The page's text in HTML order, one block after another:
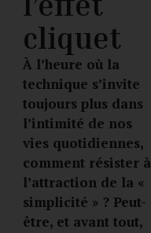
cliquet
À l’heure où la
technique s’invite
toujours plus dans
l’intimité de nos
vies quotidiennes,
comment résister à
l’attraction de la «
simplicité » ? Peut-
être, et avant tout,